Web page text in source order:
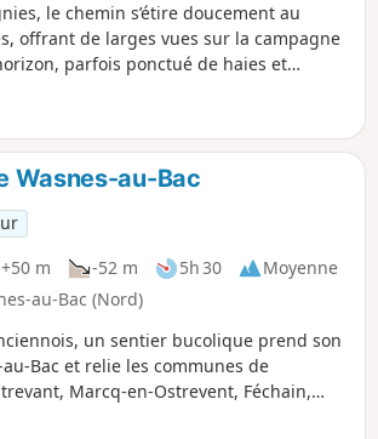
le chemin s’étire doucement au
offrant de larges vues sur la campagne
parfois ponctué de haies et
à peu, les silhouettes de Cambrai se
son patrimoine riche, ses ruelles
au caractère affirmé. La balade se
où la quiétude revient, entre
paisible. Un itinéraire qui marie
ruraux et la découverte d’une ville au
idéal pour varier les plaisirs au fil des
Wasnes-au-Bac
+50 m -52 m 5h 30
Moyenne
au-Bac (Nord)
un sentier bucolique prend son
Bac et relie les communes de
Marcq-en-Ostrevent, Féchain,